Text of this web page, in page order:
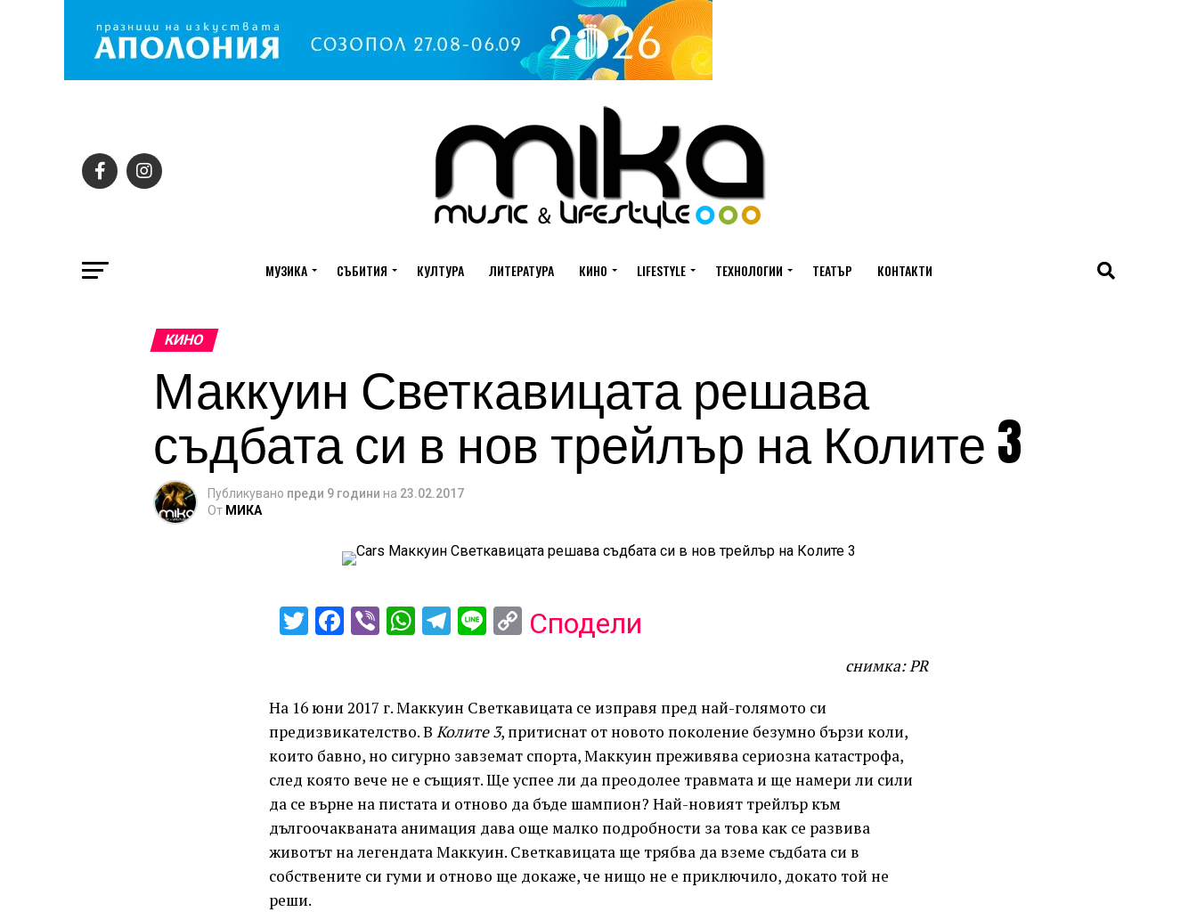
МУЗИКА СЪБИТИЯ КУЛТУРА ЛИТЕРАТУРА КИНО LIFESTYLE ТЕХНОЛОГИИ ТЕАТЪР КОНТАКТИ
КИНО
Маккуин Светкавицата решава
съдбата си в нов трейлър на Колите 3
Публикувано преди 9 години на 23.02.2017
От МИКА
Twitter
Facebook
ViberWhatsApp
Telegram
LineCopy
Сподели
снимка: PR
На 16 юни 2017 г. Маккуин Светкавицата се изправя пред най-голямото си
предизвикателство. В Колите 3, притиснат от новото поколение безумно бързи коли,
които бавно, но сигурно завземат спорта, Маккуин преживява сериозна катастрофа,
след която вече не е същият. Ще успее ли да преодолее травмата и ще намери ли сили
да се върне на пистата и отново да бъде шампион? Най-новият трейлър към
дългоочакваната анимация дава още малко подробности за това как се развива
животът на легендата Маккуин. Светкавицата ще трябва да вземе съдбата си в
собствените си гуми и отново ще докаже, че нищо не е приключило, докато той не
реши.